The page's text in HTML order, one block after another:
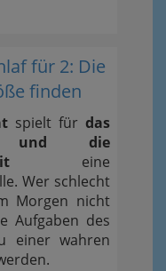
für 2: Die
finden
spielt für das
und die
eine
Wer schlecht
Morgen nicht
Aufgaben des
einer wahren